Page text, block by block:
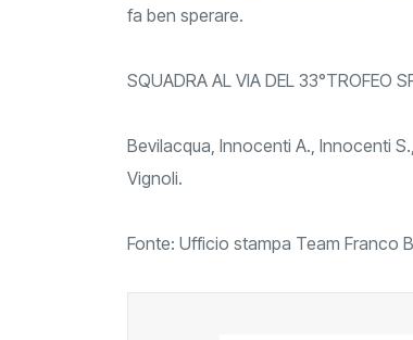
fa ben sperare.
SQUADRA AL VIA DEL 33°TROFEO
Bevilacqua, Innocenti A., Innocenti
Vignoli.
Fonte: Ufficio stampa Team Franco